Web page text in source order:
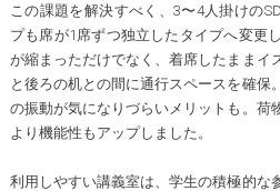
この課題を解決すべく、3〜4人掛けの
プも席が1席ずつ独立したタイプへ変更
が縮まっただけでなく、着席したままイ
と後ろの机との間に通行スペースを確保
の振動が気になりづらいメリットも。荷
より機能性もアップしました。
利用しやすい講義室は、学生の積極的な